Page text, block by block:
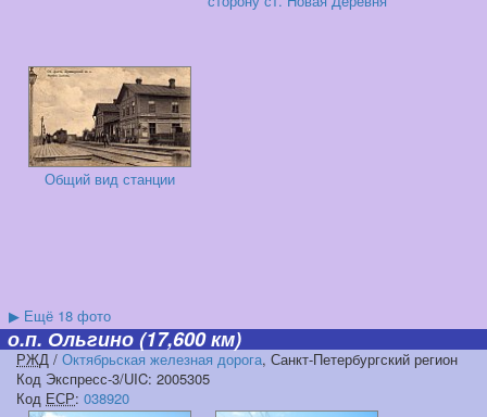
Общий вид станции
▶ Ещё 18 фото
о.п. Ольгино(17,600 км)
РЖД / Октябрьская железная дорога, Санкт-Петербургский регион
Код Экспресс-3/UIC: 2005305
Код ЕСР: 038920